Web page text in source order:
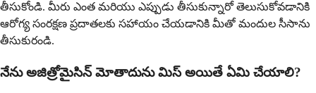
తీసుకోండి. మీరు ఎంత మరియు ఎప్పుడు తీసుకున్నారో తెలుసుకోవడానికి
ఆరోగ్య సంరక్షణ ప్రదాతలకు సహాయం చేయడానికి మీతో మందుల సీసాను
తీసుకురండి.
నేను అజిత్రోమైసిన్ మోతాదును మిస్ అయితే ఏమి చేయాలి?